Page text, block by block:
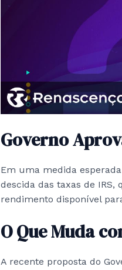
Governo
Em uma medida
descida das taxas de
rendimento disponível
O Que Muda
A recente proposta do